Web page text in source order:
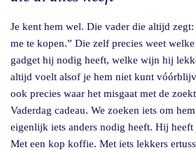
Je kent hem wel. Die vader die altijd
me te kopen.” Die zelf precies weet
gadget hij nodig heeft, welke wijn hij
altijd voelt alsof je hem niet kunt
ook precies waar het misgaat met de
Vaderdag cadeau. We zoeken iets om
eigenlijk iets anders nodig heeft. Hij
Met een kop koffie. Met iets lekkers